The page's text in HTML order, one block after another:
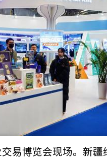
易博览会现场。新